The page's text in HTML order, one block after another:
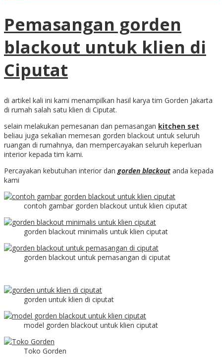
Pemasangan gorden
blackout untuk klien di
Ciputat
di artikel kali ini kami menampilkan hasil karya tim Gorden Jakarta
di rumah salah satu klien di Ciputat.
selain melakukan pemesanan dan pemasangan kitchen set
beliau juga sekalian memesan gorden blackout untuk seluruh
ruangan di rumahnya, dan mempercayakan seluruh keperluan
interior kepada tim kami.
Percayakan kebutuhan interior dan gorden blackout anda kepada
kami
contoh gambar gorden blackout untuk klien ciputat
gorden blackout minimalis untuk klien ciputat
gorden blackout untuk pemasangan di ciputat
gorden untuk klien di ciputat
model gorden blackout untuk klien ciputat
Toko Gorden